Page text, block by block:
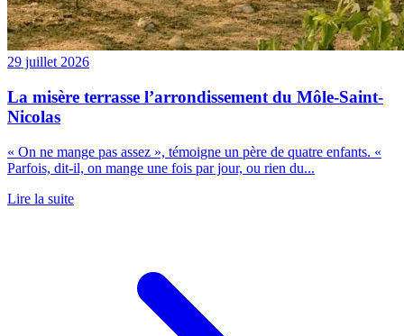
29 juillet 2026
La misère terrasse l’arrondissement du Môle-Saint-
Nicolas
« On ne mange pas assez », témoigne un père de quatre enfants. «
Parfois, dit-il, on mange une fois par jour, ou rien du...
Lire la suite